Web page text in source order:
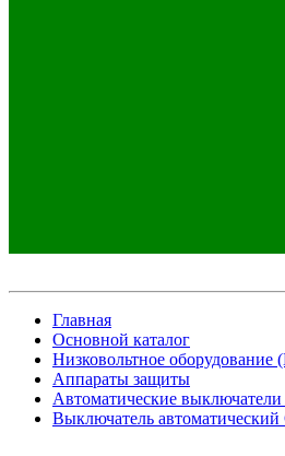
Главная
Основной каталог
Низковольтное
Аппараты защиты
Автоматические
Выключатель